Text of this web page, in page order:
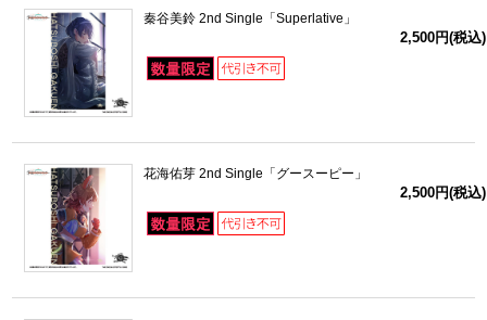
秦谷美鈴 2nd Single「Superlative」
2,500円(税込)
花海佑芽 2nd Single「グースーピー」
2,500円(税込)